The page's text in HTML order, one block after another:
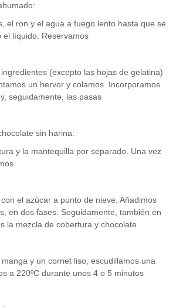
el ron y el agua a fuego lento hasta que se
el líquido. Reservamos
(excepto las hojas de gelatina)
un hervor y colamos. Incorporamos
seguidamente, las pasas
sin harina:
y la mantequilla por separado. Una vez
el azúcar a punto de nieve. Añadimos
en dos fases. Seguidamente, también en
la mezcla de cobertura y chocolate
y un cornet liso, escudillamos una
a 220ºC durante unos 4 o 5 minutos